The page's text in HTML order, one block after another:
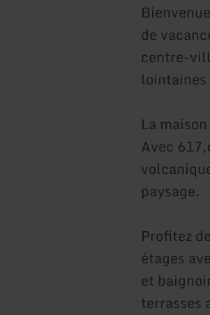
de
centre-
La
Avec
paysage.
Profitez
étages
et
terrasses